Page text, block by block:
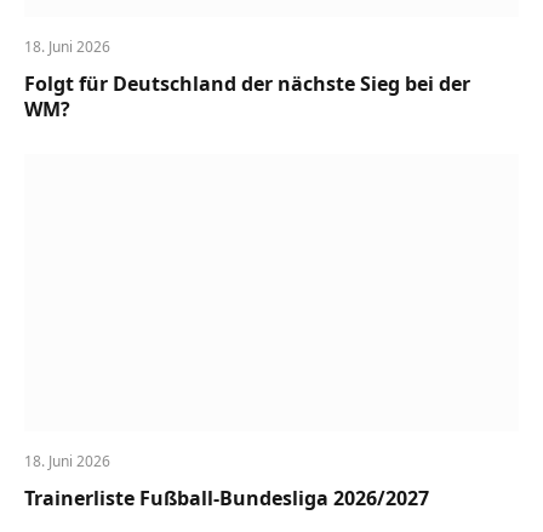
18. Juni 2026
Folgt für Deutschland der nächste Sieg bei der
WM?
18. Juni 2026
Trainerliste Fußball-Bundesliga 2026/2027